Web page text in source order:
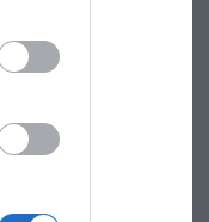
dla
do
do